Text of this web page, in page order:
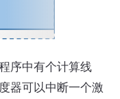
序中有个计算线
器可以中断一个激